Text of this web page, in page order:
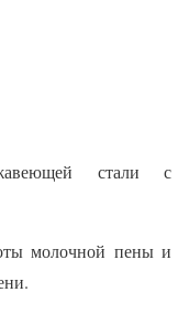
стали с
молочной пены и